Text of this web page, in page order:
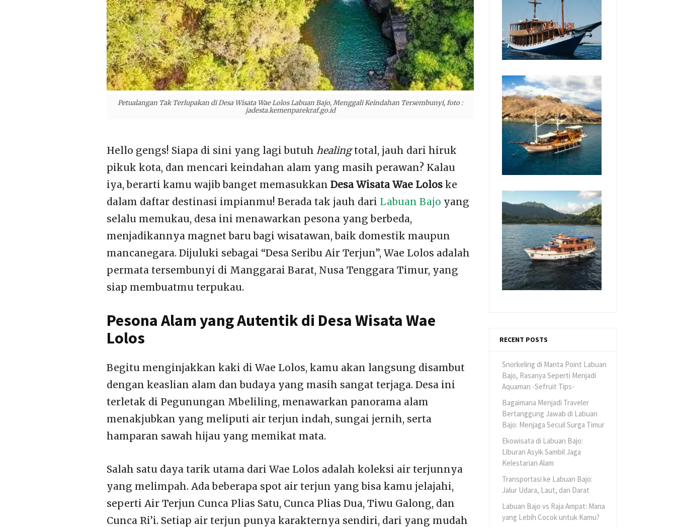
Petualangan Tak Terlupakan di Desa Wisata Wae Lolos Labuan Bajo, Menggali Keindahan Tersembunyi, foto :
jadesta.kemenparekraf.go.id
Hello gengs! Siapa di sini yang lagi butuh healingtotal, jauh dari hiruk
pikuk kota, dan mencari keindahan alam yang masih perawan? Kalau
iya, berarti kamu wajib banget memasukkan Desa Wisata Wae Lolos ke
dalam daftar destinasi impianmu! Berada tak jauh dari Labuan Bajo yang
selalu memukau, desa ini menawarkan pesona yang berbeda,
menjadikannya magnet baru bagi wisatawan, baik domestik maupun
mancanegara. Dijuluki sebagai “Desa Seribu Air Terjun”, Wae Lolos adalah
permata tersembunyi di Manggarai Barat, Nusa Tenggara Timur, yang
siap membuatmu terpukau.
Pesona Alam yang Autentik di Desa Wisata Wae
Lolos
Begitu menginjakkan kaki di Wae Lolos, kamu akan langsung disambut
dengan keaslian alam dan budaya yang masih sangat terjaga. Desa ini
terletak di Pegunungan Mbeliling, menawarkan panorama alam
menakjubkan yang meliputi air terjun indah, sungai jernih, serta
hamparan sawah hijau yang memikat mata.
Salah satu daya tarik utama dari Wae Lolos adalah koleksi air terjunnya
yang melimpah. Ada beberapa spot air terjun yang bisa kamu jelajahi,
seperti Air Terjun Cunca Plias Satu, Cunca Plias Dua, Tiwu Galong, dan
Cunca Ri’i. Setiap air terjun punya karakternya sendiri, dari yang mudah
RECENT POSTS
Snorkeling di Manta Point Labuan
Bajo, Rasanya Seperti Menjadi
Aquaman -Sefruit Tips-
Bagaimana Menjadi Traveler
Bertanggung Jawab di Labuan
Bajo: Menjaga Secuil Surga Timur
Ekowisata di Labuan Bajo:
Liburan Asyik Sambil Jaga
Kelestarian Alam
Transportasi ke Labuan Bajo:
Jalur Udara, Laut, dan Darat
Labuan Bajo vs Raja Ampat: Mana
yang Lebih Cocok untuk Kamu?